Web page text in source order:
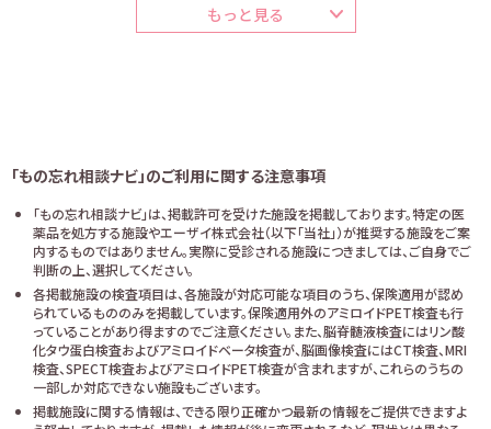
もっと見る
「もの忘れ相談ナビ」のご利用に関する注意事項
「もの忘れ相談ナビ」は、掲載許可を受けた施設を掲載しております。特定の医
薬品を処方する施設やエーザイ株式会社（以下「当社」）が推奨する施設をご案
内するものではありません。実際に受診される施設につきましては、ご自身でご
判断の上、選択してください。
各掲載施設の検査項目は、各施設が対応可能な項目のうち、保険適用が認め
られているもののみを掲載しています。保険適用外のアミロイドPET検査も行
っていることがあり得ますのでご注意ください。また、脳脊髄液検査にはリン酸
化タウ蛋白検査およびアミロイドベータ検査が、脳画像検査にはCT検査、MRI
検査、SPECT検査およびアミロイドPET検査が含まれますが、これらのうちの
一部しか対応できない施設もございます。
掲載施設に関する情報は、できる限り正確かつ最新の情報をご提供できますよ